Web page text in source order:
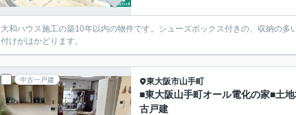
大和ハウス施工の築10年以内の物件です。シューズボックス付きの、収納の
付けがはかどります。
中古一戸建 東大阪市山手町
■東大阪山手町オール電化の家■土
古戸建